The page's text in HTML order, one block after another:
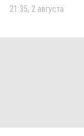
21:35, 2 августа